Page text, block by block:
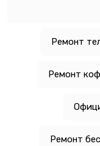
Ремонт
Ремонт
Ремонт